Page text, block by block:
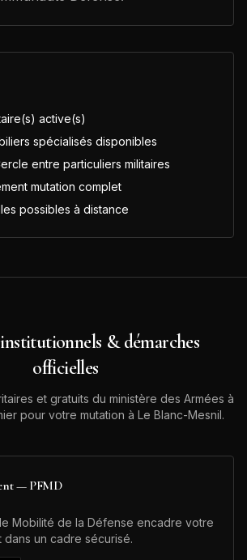
active(s)
spécialisés disponibles
entre particuliers militaires
mutation complet
possibles à distance
& démarches
officielles
et gratuits du ministère des Armées à
pour votre mutation à Le Blanc-Mesnil.
— PFMD
Mobilité de la Défense encadre votre
dans un cadre sécurisé.